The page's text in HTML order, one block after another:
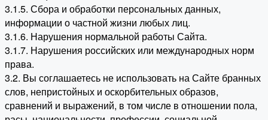
3.1.5. Сбора и обработки персональных данных,
информации о частной жизни любых лиц.
3.1.6. Нарушения нормальной работы Сайта.
3.1.7. Нарушения российских или международных норм
права.
3.2. Вы соглашаетесь не использовать на Сайте бранных
слов, непристойных и оскорбительных образов,
сравнений и выражений, в том числе в отношении пола,